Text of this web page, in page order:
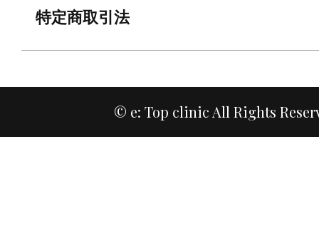
特定商取引法
© e: Top clinic All Rights